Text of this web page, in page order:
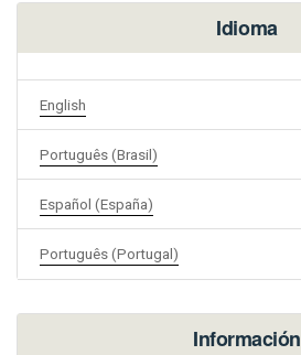
Idioma
English
Português (Brasil)
Español (España)
Português (Portugal)
Información